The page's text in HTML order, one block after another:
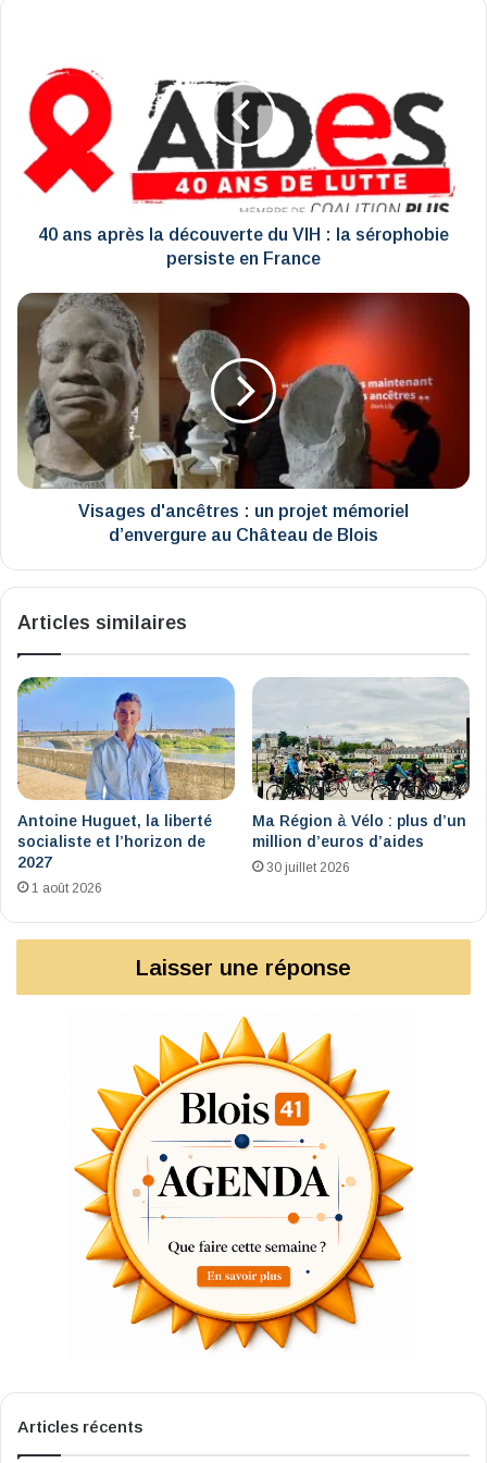
après
découverte
du
VIH
sérophobie
France
40 ans après la découverte du VIH : la sérophobie
persiste en France
Visages
d'ancêtres
projet
mémoriel
d’envergure
au
Château
Visages d'ancêtres : un projet mémoriel
d’envergure au Château de Blois
Articles similaires
Antoine Huguet, la liberté
socialiste et l’horizon de
2027
1 août 2026
Ma Région à Vélo : plus d’un
million d’euros d’aides
30 juillet 2026
Laisser une réponse
Articles récents